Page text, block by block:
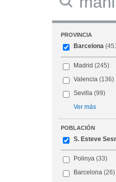
PROVINCIA
Barcelona
Madrid (245)
Valencia (136)
Sevilla (99)
Ver más
POBLACIÓN
S. Esteve
Polinya (33)
Barcelona (26)